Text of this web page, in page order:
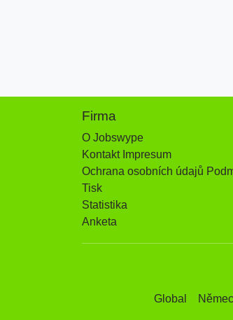
Firma
O Jobswype
Kontakt Impresum
Ochrana osobních údajů
Tisk
Statistika
Anketa
Global